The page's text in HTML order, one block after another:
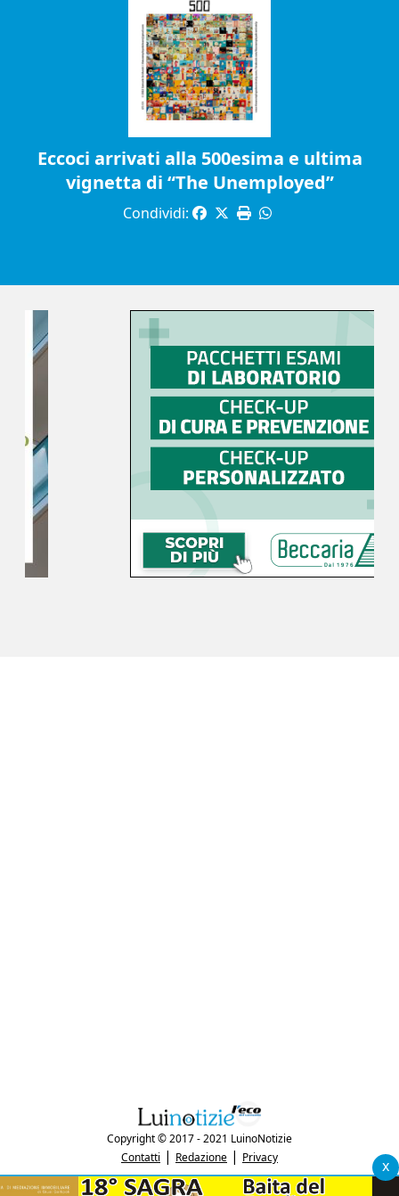
Eccoci arrivati alla 500esima e ultima
vignetta di “The Unemployed”
Condividi:
x
Copyright © 2017 - 2021 LuinoNotizie
Contatti | Redazione | Privacy
"Luinonotizie.it è una testata giornalistica iscritta al Registro Stampa del